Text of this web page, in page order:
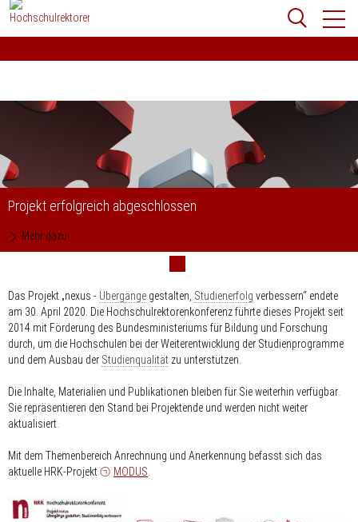
Zum
Content
springen
Suchen
Projekt erfolgreich abgeschlossen
Mehr dazu
Das Projekt „nexus - Übergänge gestalten, Studienerfolg verbessern“ endete
am 30. April 2020 . Die Hochschulrektorenkonferenz führte dieses Projekt seit
2014 mit Förderung des Bundesministeriums für Bildung und Forschung
durch, um die Hochschulen bei der Weiterentwicklung der Studienprogramme
und dem Ausbau der Studienqualität zu unterstützen.
Die Inhalte, Materialien und Publikationen bleiben für Sieweiterhin verfügbar
Sie repräsentieren den Stand bei Projektende und werden nicht weiter
aktualisiert.
Mit dem Themenbereich Anrechnung und Anerkennung befasst sich das
aktuelle HRK-Projekt
MODUS